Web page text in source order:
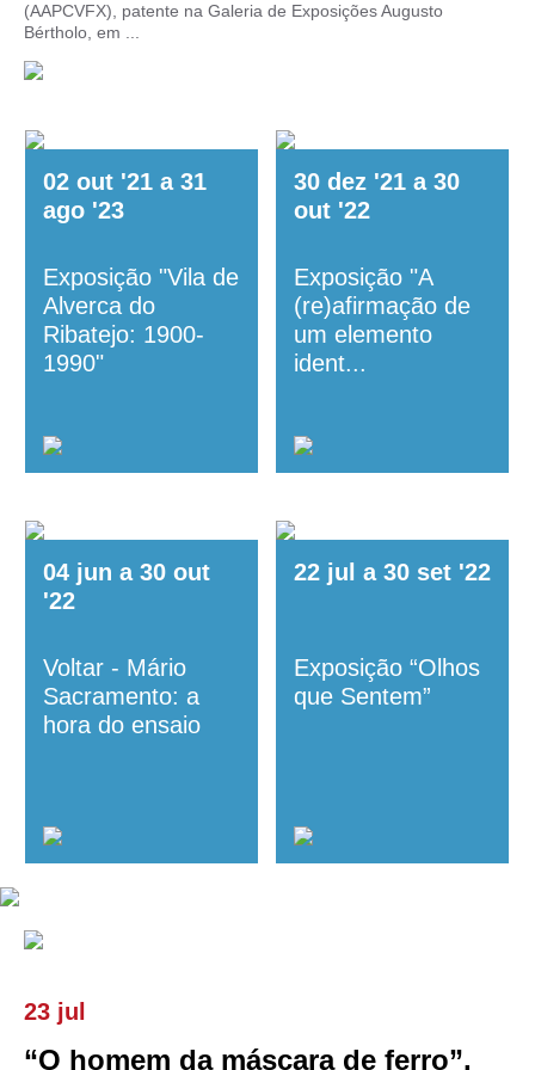
(AAPCVFX), patente na Galeria de Exposições Augusto
Bértholo, em ...
02 out '21 a 31
ago '23
Exposição "Vila de
Alverca do
Ribatejo: 1900-
1990"
30 dez '21 a 30
out '22
Exposição "A
(re)afirmação de
um elemento
ident...
04 jun a 30 out
'22
Voltar - Mário
Sacramento: a
hora do ensaio
22 jul a 30 set '22
Exposição “Olhos
que Sentem”
23 jul
“O homem da máscara de ferro”,